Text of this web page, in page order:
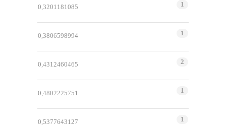
0,3201181085 1
0,3806598994 1
0,4312460465 2
0,4802225751 1
0,5377643127 1